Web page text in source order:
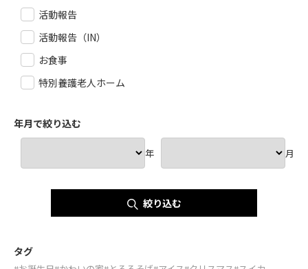
活動報告
活動報告（IN）
お食事
特別養護老人ホーム
年月で絞り込む
年 月
絞り込む
タグ